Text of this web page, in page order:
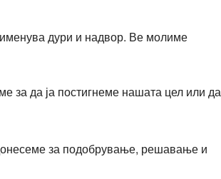
дури и надвор. Ве молиме
за да ја постигнеме нашата цел или да
за подобрување, решавање и